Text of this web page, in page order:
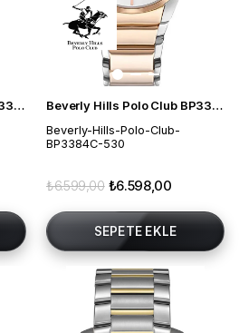
Beverly Hills Polo Club BP3384C.490 Kadın Kol Saati Beverly Hills Polo Club BP3384C.530 Kadın Kol Saati
Beverly-Hills-Polo-Club-
BP3384C-530
₺6.598,00
₺6.599,00
SEPETE EKLE